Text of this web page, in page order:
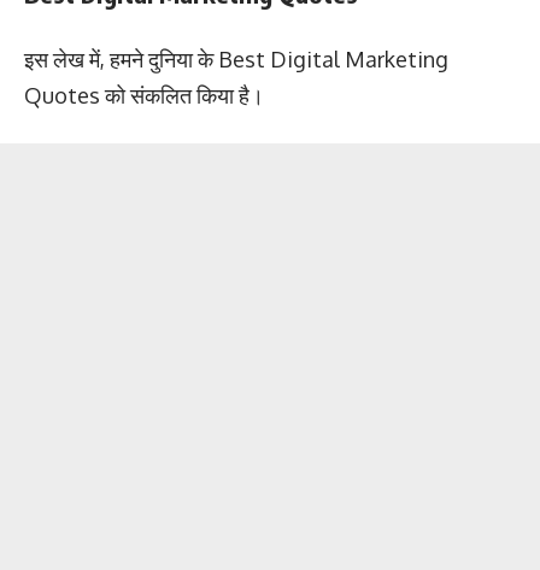
इस लेख में, हमने दुनिया के Best Digital Marketing
Quotes को संकलित किया है।